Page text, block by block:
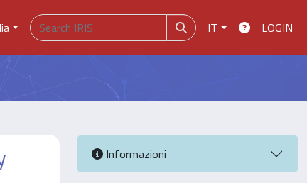
IT LOGIN
Informazioni